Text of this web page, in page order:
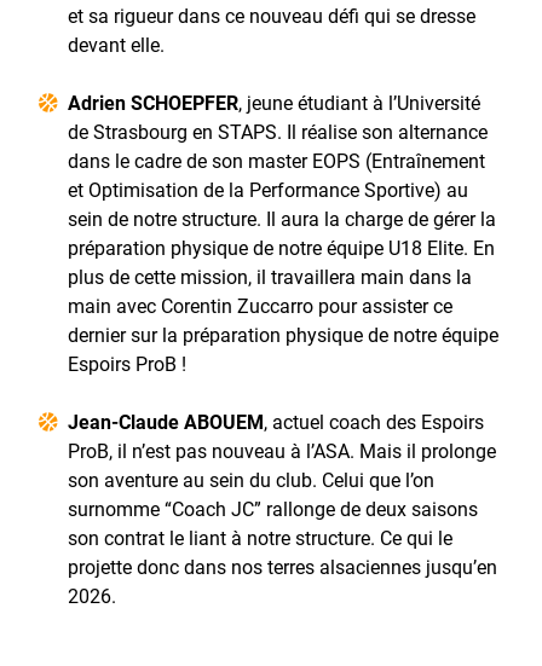
et sa rigueur dans ce nouveau défi qui se dresse
devant elle.
Adrien SCHOEPFER, jeune étudiant à l’Université
de Strasbourg en STAPS. Il réalise son alternance
dans le cadre de son master EOPS (Entraînement
et Optimisation de la Performance Sportive) au
sein de notre structure. Il aura la charge de gérer la
préparation physique de notre équipe U18 Elite. En
plus de cette mission, il travaillera main dans la
main avec Corentin Zuccarro pour assister ce
dernier sur la préparation physique de notre équipe
Espoirs ProB !
Jean-Claude ABOUEM, actuel coach des Espoirs
ProB, il n’est pas nouveau à l’ASA. Mais il prolonge
son aventure au sein du club. Celui que l’on
surnomme “Coach JC” rallonge de deux saisons
son contrat le liant à notre structure. Ce qui le
projette donc dans nos terres alsaciennes jusqu’en
2026.